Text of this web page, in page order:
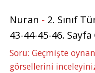
Nuran - 2. Sınıf
43-44-45-46. Sayfa
Soru: Geçmişte
görsellerini